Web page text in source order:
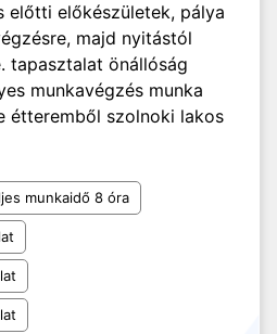
előtti előkészületek, pálya
majd nyitástól
tapasztalat önállóság
munkavégzés munka
étteremből szolnoki lakos
munkaidő 8 óra